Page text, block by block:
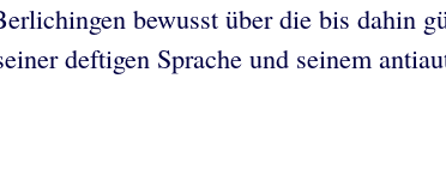
bewusst über die bis dahin
deftigen Sprache und seinem